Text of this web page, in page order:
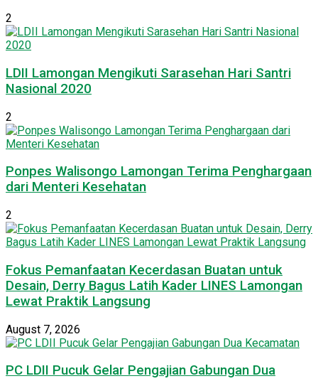
2
LDII Lamongan Mengikuti Sarasehan Hari Santri
Nasional 2020
2
Ponpes Walisongo Lamongan Terima Penghargaan
dari Menteri Kesehatan
2
Fokus Pemanfaatan Kecerdasan Buatan untuk
Desain, Derry Bagus Latih Kader LINES Lamongan
Lewat Praktik Langsung
August 7, 2026
PC LDII Pucuk Gelar Pengajian Gabungan Dua